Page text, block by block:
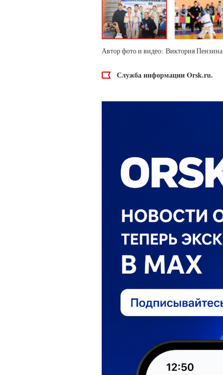
Автор фото и видео: Виктория Пензина
Служба информации Orsk.ru.